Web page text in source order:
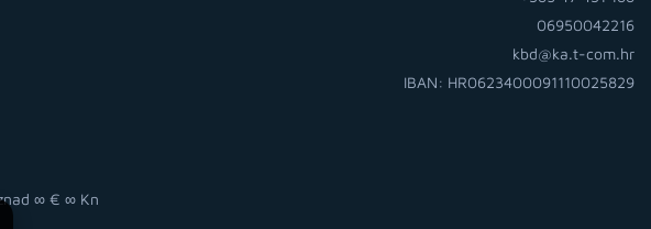
06950042216
kbd@ka.t-com.hr
IBAN: HR0623400091110025829
∞ € ∞ Kn